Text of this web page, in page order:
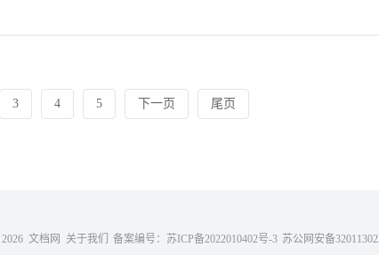
3 4 5 下一页 尾页
2026 文档网 关于我们 备案编号： 苏ICP备2022010402号-3 苏公网安备